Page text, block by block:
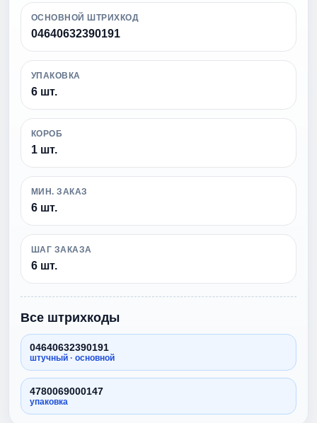
ОСНОВНОЙ ШТРИХКОД
04640632390191
УПАКОВКА
6 шт.
КОРОБ
1 шт.
МИН. ЗАКАЗ
6 шт.
ШАГ ЗАКАЗА
6 шт.
Все штрихкоды
04640632390191
штучный · основной
4780069000147
упаковка